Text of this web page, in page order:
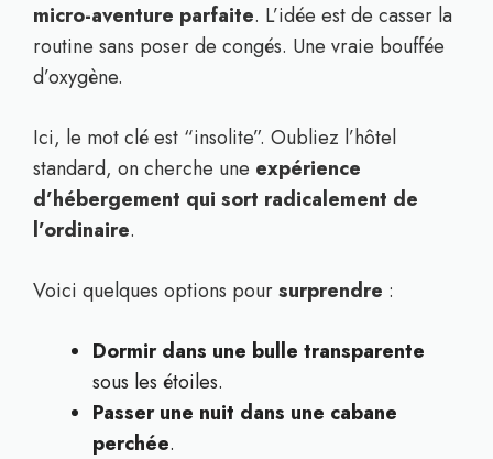
micro-aventure parfaite. L’idée est de casser la
routine sans poser de congés. Une vraie bouffée
d’oxygène.
Ici, le mot clé est “insolite”. Oubliez l’hôtel
standard, on cherche une expérience
d’hébergement qui sort radicalement de
l’ordinaire.
Voici quelques options poursurprendre :
Dormir dans une bulle transparente
sous les étoiles.
Passer une nuit dans une cabane
perchée.